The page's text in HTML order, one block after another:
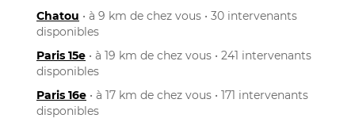
Chatou • à 9 km de chez vous • 30 intervenants
disponibles
Paris 15e • à 19 km de chez vous • 241 intervenants
disponibles
Paris 16e • à 17 km de chez vous • 171 intervenants
disponibles